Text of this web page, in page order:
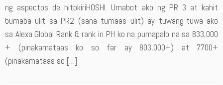
ng aspectos de hitokiriHOSHI. Umabot ako ng PR 3 at kahit
bumaba ulit sa PR2 (sana tumaas ulit) ay tuwang-tuwa ako
sa Alexa Global Rank & rank in PH ko na pumapalo na sa 833,000
+ (pinakamataas ko so far ay 803,000+) at 7700+
(pinakamataas so […]